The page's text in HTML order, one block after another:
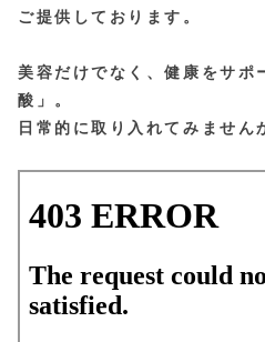
ご提供しております。
美容だけでなく、健康をサポ
酸」。
日常的に取り入れてみません